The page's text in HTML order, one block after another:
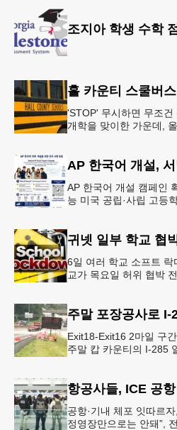
조지아 학생 수학
홀 카운티 스쿨버
'STOP' 무시하면 무조건
개학을 맞이한 가운데,
AP 한국어 개설,
AP 한국어 개설 캠페인
능 미국 공립·사립 고등
귀넷 일부 학교 협
6일 여러 학교 소프트
교가 목요일 허위 협박
Exit18-Exit16 2마일 구
주말 캅 카운티의 I-285
공항·기내 체포 잇따르
정영장만으로는 안돼”,